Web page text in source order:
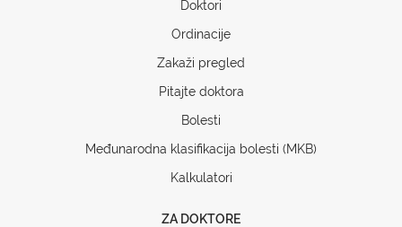
Doktori
Ordinacije
Zakaži pregled
Pitajte doktora
Bolesti
Međunarodna klasifikacija bolesti (MKB)
Kalkulatori
ZA DOKTORE